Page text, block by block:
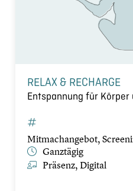
RELAX & RECHARGE
Entspannung für Körper
Mitmachangebot,
Ganztägig
Präsenz, Digital